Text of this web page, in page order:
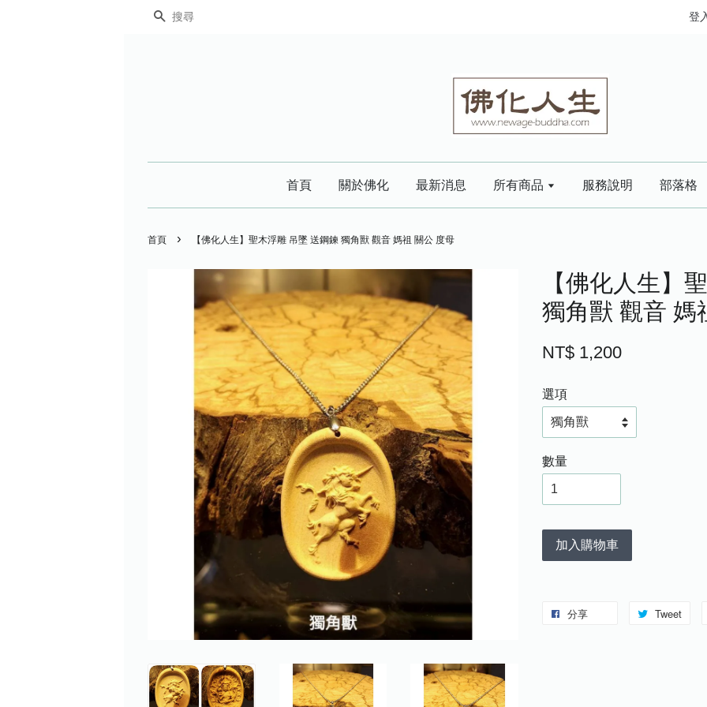
搜尋 登
首頁 關於佛化 最新消息 所有商品 服務說明 部落格
首頁 › 【佛化人生】聖木浮雕 吊墜 送鋼鍊 獨角獸 觀音 媽祖 關公 度母
【佛化人生】
獨角獸 觀音 媽
NT$ 1,200
選項
數量
加入購物車
分享 Tweet